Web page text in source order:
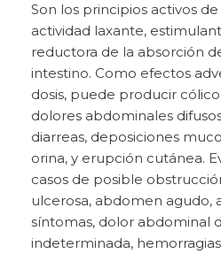
Son los principios activos de
actividad laxante,
reductora de la absorción
intestino. Como efectos
dosis, puede producir
dolores abdominales
diarreas, deposiciones
orina, y erupción cutánea.
casos de posible
ulcerosa, abdomen agudo,
síntomas, dolor abdominal
indeterminada,